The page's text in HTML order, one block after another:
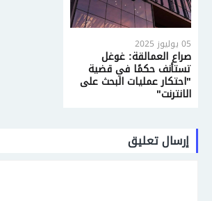
05 يوليوز 2025
صراع العمالقة: غوغل
تستأنف حكمًا في قضية
"احتكار عمليات البحث على
الانترنت"
إرسال تعليق